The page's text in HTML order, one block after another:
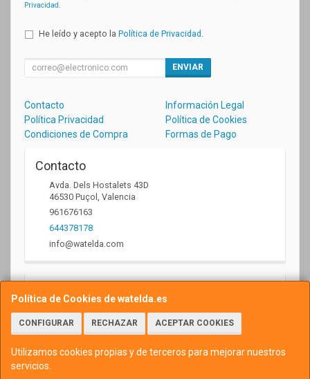
Política de Cookies de watelda.es
CONFIGURAR RECHAZAR ACEPTAR COOKIES
Utilizamos cookies propias y de terceros para mejorar nuestros
servicios.
Privacidad
He leído y acepto la Política de Privacidad .
ENVIAR
Contacto
Información Legal
Política Privacidad
Política de Cookies
Condiciones de Compra
Formas de Pago
Contacto
Avda. Dels Hostalets 43D
46530 Puçol , Valencia
961676163
644378178
info@watelda.com
10 a 13,30h y de 17,30 a 20,30h